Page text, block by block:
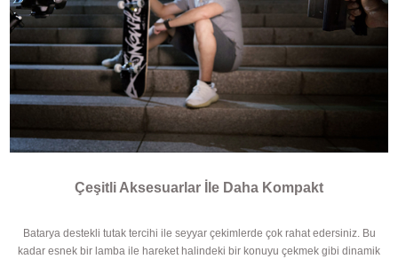
Çeşitli Aksesuarlar İle Daha Kompakt
Batarya destekli tutak tercihi ile seyyar çekimlerde çok rahat edersiniz. Bu
kadar esnek bir lamba ile hareket halindeki bir konuyu çekmek gibi dinamik